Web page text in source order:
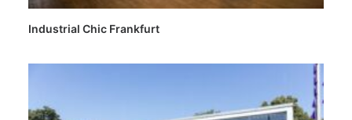
Industrial Chic Frankfurt